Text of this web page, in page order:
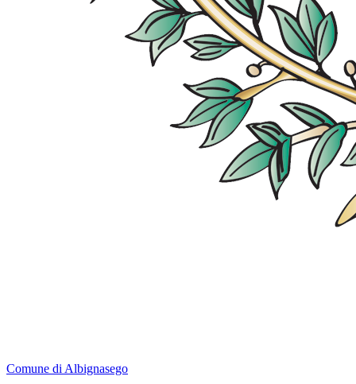
Comune di Albignasego